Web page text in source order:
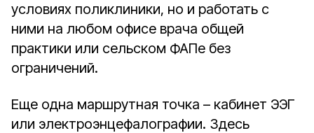
условиях поликлиники, но и работать с
ними на любом офисе врача общей
практики или сельском ФАПе без
ограничений.
Еще одна маршрутная точка – кабинет ЭЭГ
или электроэнцефалографии. Здесь